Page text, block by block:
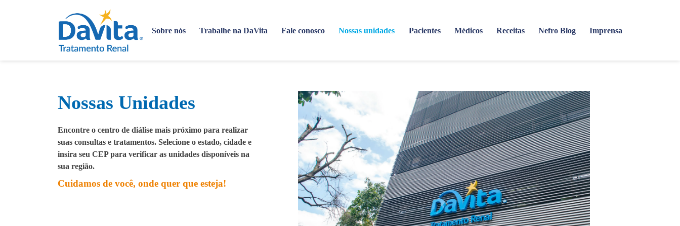
Sobre nós Trabalhe na DaVita Fale conosco Nossas unidades Pacientes Médicos Receitas Nefro Blog Imprensa
Nossas Unidades
Encontre o centro de diálise mais próximo para realizar
suas consultas e tratamentos. Selecione o estado, cidade e
insira seu CEP para verificar as unidades disponíveis na
sua região.
Cuidamos de você, onde quer que esteja!